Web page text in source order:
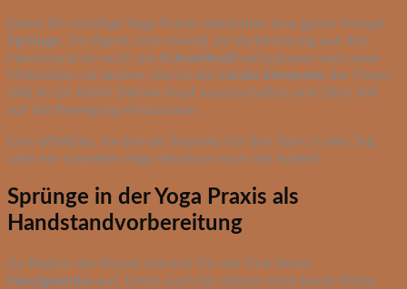
Diese 20-minütige Yoga Praxis beinhaltet eine ganze Menge
Sprünge. Sie eignet sich sowohl als Vorbereitung auf den
Handstand als auch um Schnellkraft aufzubauen und neue
Motivation zu tanken. Durch die Cardio Elemente der Flows
fällt es Dir leicht Deinen Kopf auszuschalten und Dich voll
auf die Bewegung einzulassen.
Eine effektive, fordernde Sequenz für den Start in den Tag
oder ein schnelles Yoga Workout nach der Arbeit!
Sprünge in der Yoga Praxis als
Handstandvorbereitung
Zu Beginn der Klasse wärmst Du mit Tina Deine
Handgelenke auf. Denn auch für dieses recht kurze Video